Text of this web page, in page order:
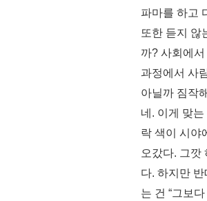
파마를 하고
또한 듣지 않
까? 사회에
과정에서 사
아닐까 짐작
네. 이 게 맞는
락 색이 시야
오갔다. 그깟
다. 하지만 반
는 건 “그보